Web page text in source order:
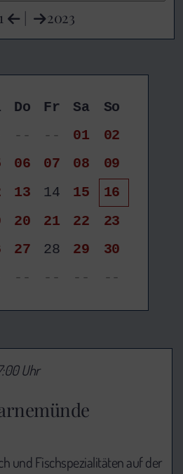
| 2023
Do Fr Sa
So
-- -- 01
02
06 07 08
09
13 14 15
16
20 21 22
23
27 28 29
30
-- -- -- --
Uhr
und Fischspezialitäten auf der